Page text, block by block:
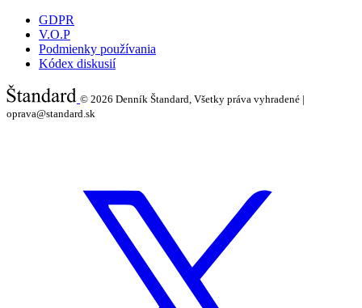
GDPR
V.O.P
Podmienky používania
Kódex diskusií
© 2026 Denník Štandard, Všetky práva vyhradené |
oprava@standard.sk